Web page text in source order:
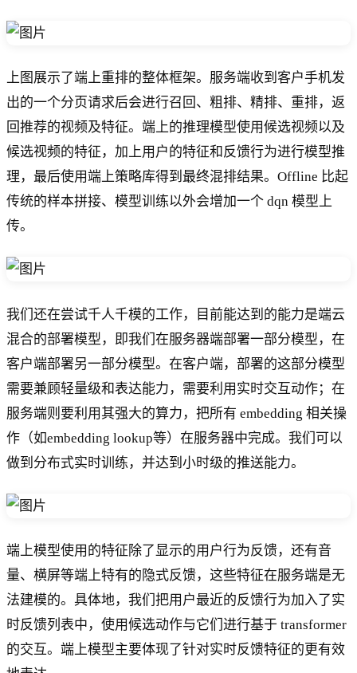
上图展示了端上重排的整体框架。服务端收到客户手机发
出的一个分页请求后会进行召回、粗排、精排、重排，返
回推荐的视频及特征。端上的推理模型使用候选视频以及
候选视频的特征，加上用户的特征和反馈行为进行模型推
理，最后使用端上策略库得到最终混排结果。Offline 比起
传统的样本拼接、模型训练以外会增加一个 dqn 模型上
传。
我们还在尝试千人千模的工作，目前能达到的能力是端云
混合的部署模型，即我们在服务器端部署一部分模型，在
客户端部署另一部分模型。在客户端，部署的这部分模型
需要兼顾轻量级和表达能力，需要利用实时交互动作；在
服务端则要利用其强大的算力，把所有 embedding 相关操
作（如embedding lookup等）在服务器中完成。我们可以
做到分布式实时训练，并达到小时级的推送能力。
端上模型使用的特征除了显示的用户行为反馈，还有音
量、横屏等端上特有的隐式反馈，这些特征在服务端是无
法建模的。具体地，我们把用户最近的反馈行为加入了实
时反馈列表中，使用候选动作与它们进行基于 transformer
的交互。端上模型主要体现了针对实时反馈特征的更有效